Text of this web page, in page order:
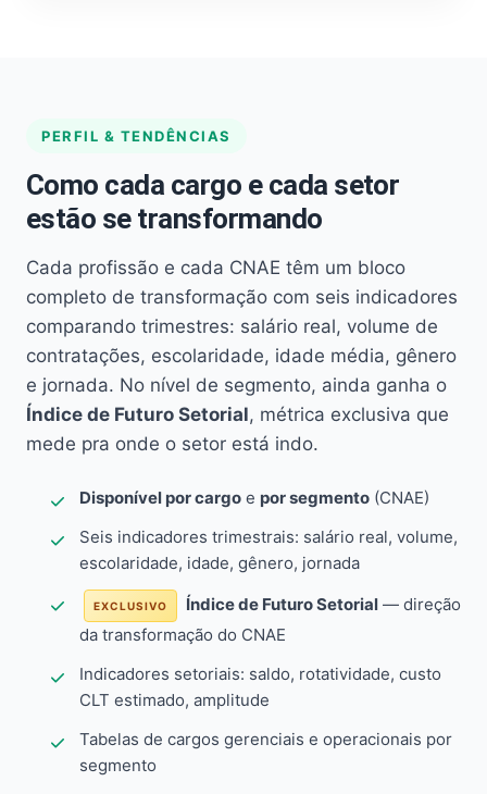
PERFIL & TENDÊNCIAS
Como cada cargo e cada setor
estão se transformando
Cada profissão e cada CNAE têm um bloco
completo de transformação com seis indicadores
comparando trimestres: salário real, volume de
contratações, escolaridade, idade média, gênero
e jornada. No nível de segmento, ainda ganha o
Índice de Futuro Setorial, métrica exclusiva que
mede pra onde o setor está indo.
Disponível por cargo e por segmento (CNAE)
Seis indicadores trimestrais: salário real, volume,
escolaridade, idade, gênero, jornada
EXCLUSIVO Índice de Futuro Setorial — direção
da transformação do CNAE
Indicadores setoriais: saldo, rotatividade, custo
CLT estimado, amplitude
Tabelas de cargos gerenciais e operacionais por
segmento